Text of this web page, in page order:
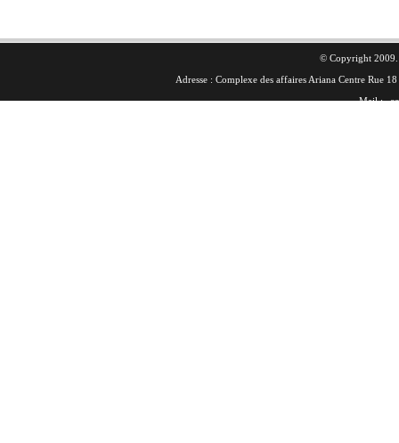
© Copyright 2009.
Adresse : Complexe des affaires Ariana Centre
Mail :